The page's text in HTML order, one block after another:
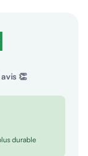
👏
durable